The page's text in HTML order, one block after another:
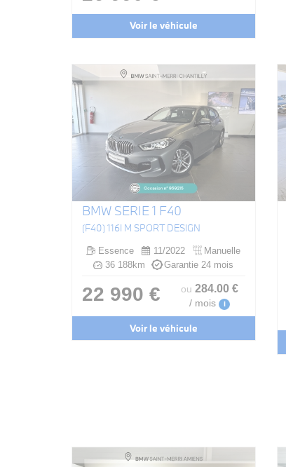
Voir le véhicule
BMW SERIE 1 F40
(F40) 116I M SPORT DESIGN
Essence 11/2022
Manuelle
36 188km
Garantie 24 mois
22 990 € ou284.00 €
/ mois i
Voir le véhicule